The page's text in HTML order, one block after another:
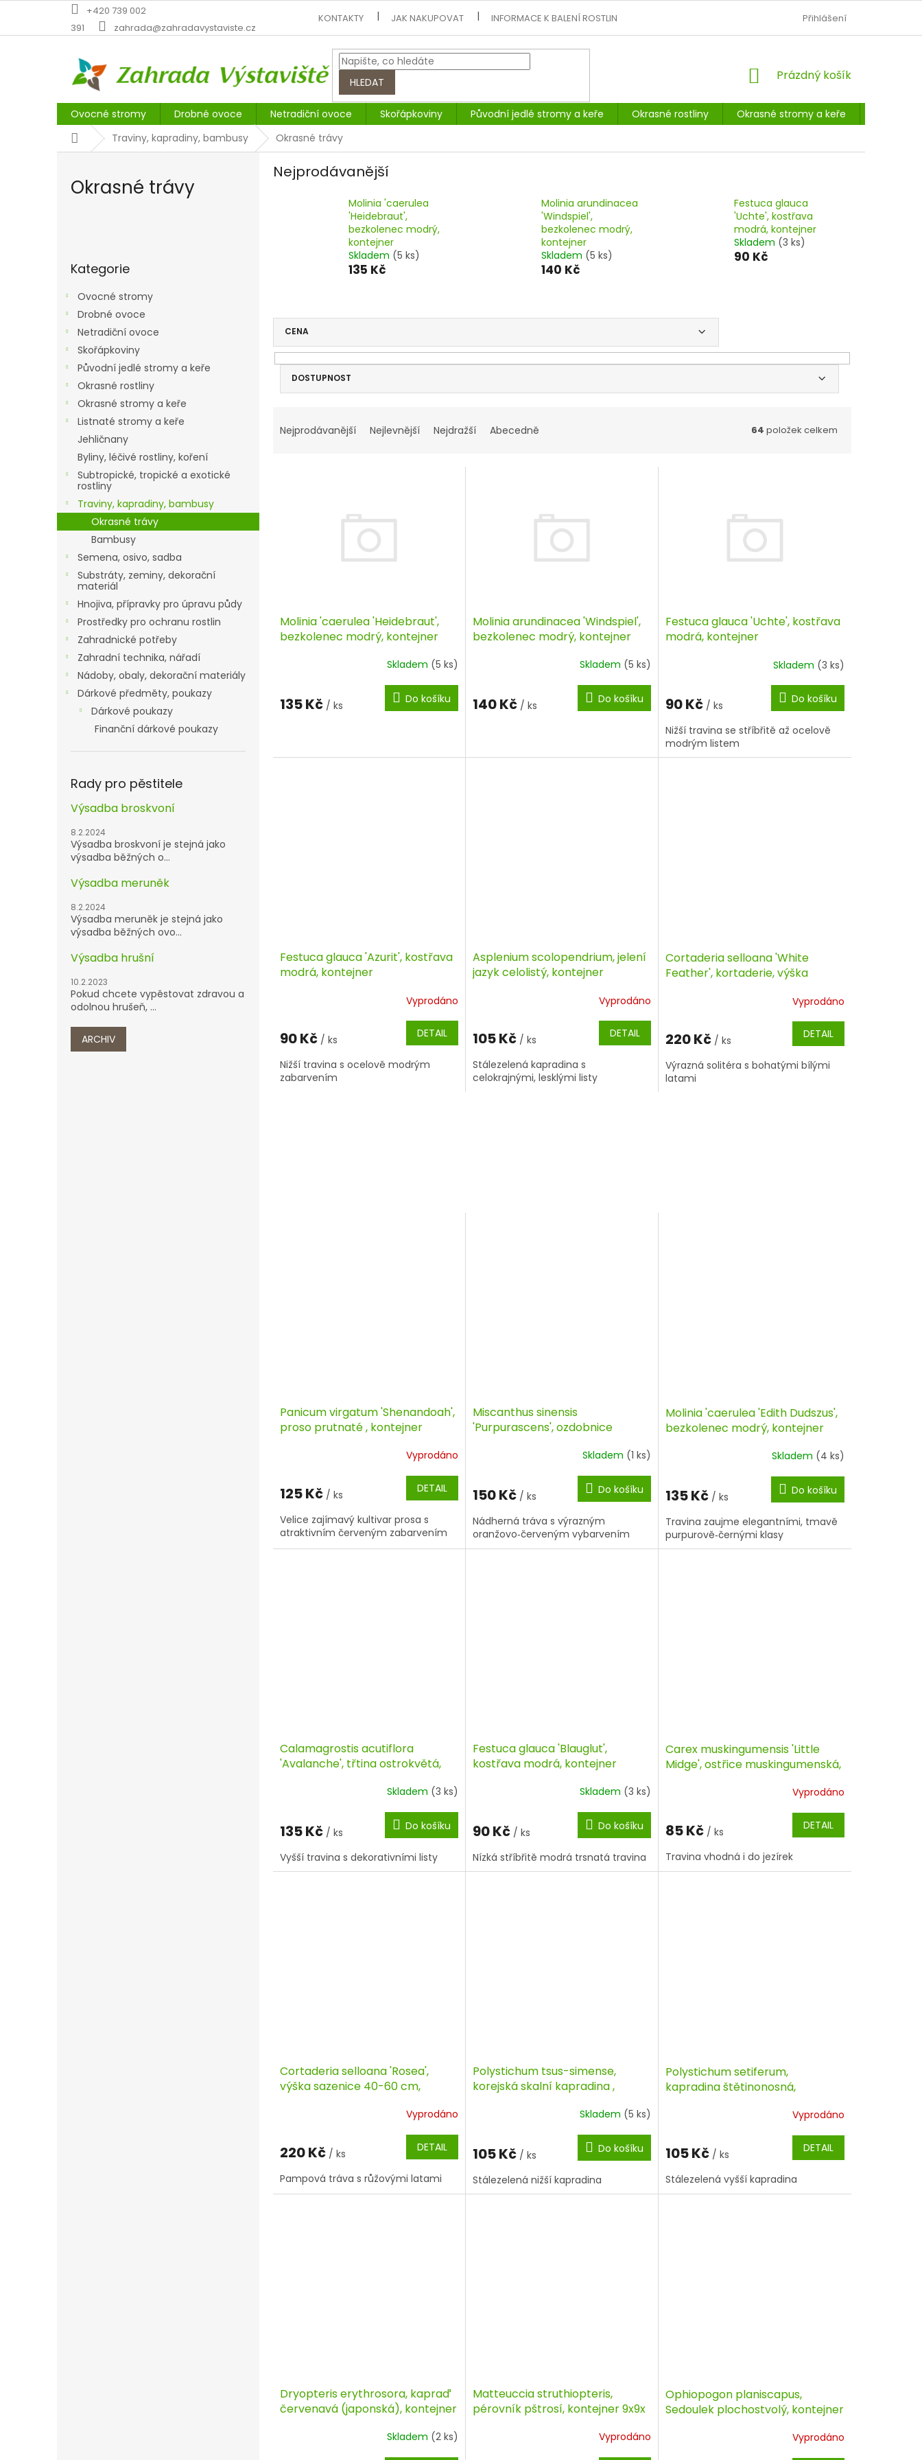
obsah
+420 739 002
391
zahrada@zahradavystaviste.cz
KONTAKTY JAK NAKUPOVAT INFORMACE K BALENÍ ROSTLIN PODMÍNKY OCHRANY OSOBNÍCH
Přihlášení
HLEDAT
NÁKUPNÍ
Prázdný košík
Ovocné stromy Drobné ovoce Netradiční ovoce Skořápkoviny Původní jedlé stromy a keře Okrasné rostliny Okrasné stromy a keře
DomůTraviny, kapradiny, bambusy Okrasné trávy
Okrasné trávy
kategorie
Kategorie
Ovocné stromy
Drobné ovoce
Netradiční ovoce
Skořápkoviny
Původní jedlé stromy a keře
Okrasné rostliny
Okrasné stromy a keře
Listnaté stromy a keře
Jehličnany
Byliny, léčivé rostliny, koření
Subtropické, tropické a exotické
rostliny
Traviny, kapradiny, bambusy
Okrasné trávy
Bambusy
Semena, osivo, sadba
Substráty, zeminy, dekorační
materiál
Hnojiva, přípravky pro úpravu půdy
Prostředky pro ochranu rostlin
Zahradnické potřeby
Zahradní technika, nářadí
Nádoby, obaly, dekorační materiály
Dárkové předměty, poukazy
Dárkové poukazy
Finanční dárkové poukazy
Rady pro pěstitele
Výsadba broskvoní
8.2.2024
Výsadba broskvoní je stejná jako
výsadba běžných o...
Výsadba meruněk
8.2.2024
Výsadba meruněk je stejná jako
výsadba běžných ovo...
Výsadba hrušní
10.2.2023
Pokud chcete vypěstovat zdravou a
odolnou hrušeň, ...
ARCHIV
Nejprodávanější
Molinia 'caerulea
'Heidebraut',
bezkolenec modrý,
kontejner
Skladem (5 ks)
135 Kč
Molinia arundinacea
'Windspiel',
bezkolenec modrý,
kontejner
Skladem (5 ks)
140 Kč
Festuca glauca
'Uchte', kostřava
modrá, kontejner
Skladem (3 ks)
90 Kč
CENA
DOSTUPNOST
aNejprodávanější Nejlevnější Nejdražší Abecedně 64 položek celkem
Molinia 'caerulea 'Heidebraut',
bezkolenec modrý, kontejner
Skladem (5 ks)
135 Kč / ks Do košíku
Molinia arundinacea 'Windspiel',
bezkolenec modrý, kontejner
Skladem (5 ks)
140 Kč / ks Do košíku
Festuca glauca 'Uchte', kostřava
modrá, kontejner
Skladem (3 ks)
90 Kč / ks Do košíku
Nižší travina se stříbřitě až ocelově
modrým listem
Festuca glauca 'Azurit', kostřava
modrá, kontejner
Vyprodáno
90 Kč / ks DETAIL
Nižší travina s ocelově modrým
zabarvením
Asplenium scolopendrium, jelení
jazyk celolistý, kontejner
Vyprodáno
105 Kč / ks DETAIL
Stálezelená kapradina s
celokrajnými, lesklými listy
Cortaderia selloana 'White
Feather', kortaderie, výška
Vyprodáno
220 Kč / ks DETAIL
Výrazná solitéra s bohatými bílými
latami
Panicum virgatum 'Shenandoah',
proso prutnaté , kontejner
Vyprodáno
125 Kč / ks DETAIL
Velice zajímavý kultivar prosa s
atraktivním červeným zabarvením
Miscanthus sinensis
'Purpurascens', ozdobnice
Skladem (1 ks)
150 Kč / ks Do košíku
Nádherná tráva s výrazným
oranžovo‑červeným vybarvením
Molinia 'caerulea 'Edith Dudszus',
bezkolenec modrý, kontejner
Skladem (4 ks)
135 Kč / ks Do košíku
Travina zaujme elegantními, tmavě
purpurově‑černými klasy
Calamagrostis acutiflora
'Avalanche', třtina ostrokvětá,
Skladem (3 ks)
135 Kč / ks Do košíku
Vyšší travina s dekorativními listy
Festuca glauca 'Blauglut',
kostřava modrá, kontejner
Skladem (3 ks)
90 Kč / ks Do košíku
Nízká stříbřitě modrá trsnatá travina
Carex muskingumensis 'Little
Midge', ostřice muskingumenská,
Vyprodáno
85 Kč / ks DETAIL
Travina vhodná i do jezírek
Cortaderia selloana 'Rosea',
výška sazenice 40-60 cm,
Vyprodáno
220 Kč / ks DETAIL
Pampová tráva s růžovými latami
Polystichum tsus-simense,
korejská skalní kapradina ,
Skladem (5 ks)
105 Kč / ks Do košíku
Stálezelená nižší kapradina
Polystichum setiferum,
kapradina štětinonosná,
Vyprodáno
105 Kč / ks DETAIL
Stálezelená vyšší kapradina
Dryopteris erythrosora, kapraď
červenavá (japonská), kontejner
Skladem (2 ks)
Matteuccia struthiopteris,
pérovník pštrosí, kontejner 9x9x
Vyprodáno
Ophiopogon planiscapus,
Sedoulek plochostvolý, kontejner
Vyprodáno